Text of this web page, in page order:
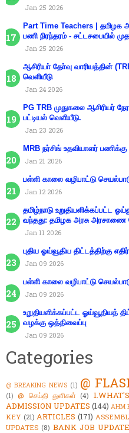
Jan 25 2026
Part Time Teachers | தமிழக
பணி நிரந்தரம் - சட்டசபையில்
Jan 25 2026
ஆசிரியா் தோ்வு வாரியத்தின்
வெளியீடு
Jan 24 2026
PG TRB முதுகலை ஆசிரியர்
பட்டியல் வெளியீடு.
Jan 23 2026
MRB நர்சிங் உதவியாளர்
Jan 21 2026
பள்ளி காலை வழிபாட்டு
Jan 12 2026
தமிழ்நாடு உறுதியளிக்கப்பட்ட
வந்தது: தமிழக அரசு அரசாணை
Jan 11 2026
புதிய ஓய்வூதிய திட்டத்திற்கு
Jan 09 2026
பள்ளி காலை வழிபாட்டு
Jan 09 2026
உறுதியளிக்கப்பட்ட ஓய்வூதியத்
வழக்கு ஒத்திவைப்பு
Jan 09 2026
Categories
@ BREAKING NEWS (1) @
(1) @ செய்தி துளிகள் (4)
ADMISSION UPDATES (144) AHM
KEY (21) ARTICLES (171)
UPDATES (8) BANK JOB